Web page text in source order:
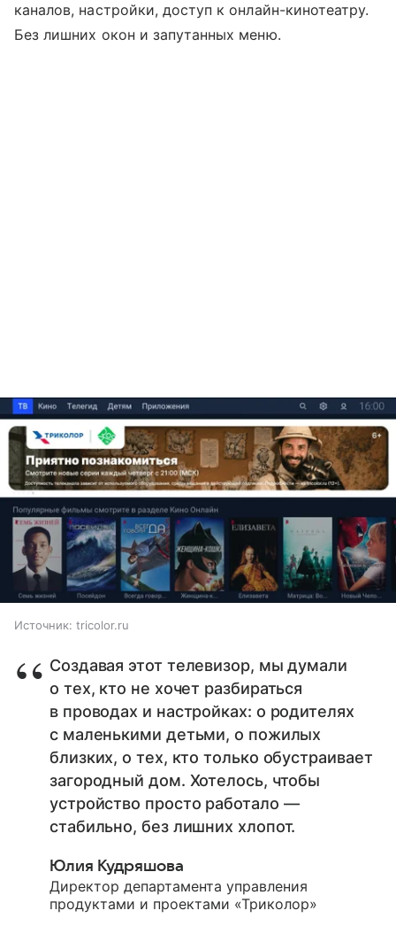
каналов, настройки, доступ к онлайн-кинотеатру.
Без лишних окон и запутанных меню.
Источник: tricolor.ru
Создавая этот телевизор, мы думали
о тех, кто не хочет разбираться
в проводах и настройках: о родителях
с маленькими детьми, о пожилых
близких, о тех, кто только обустраивает
загородный дом. Хотелось, чтобы
устройство просто работало —
стабильно, без лишних хлопот.
Юлия Кудряшова
Директор департамента управления
продуктами и проектами «Триколор»